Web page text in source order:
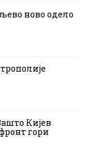
ново одело
Кијев
гори